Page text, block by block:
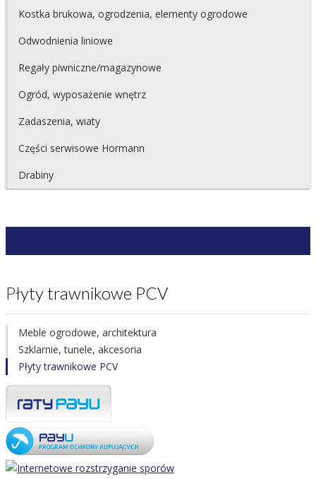
Kostka brukowa, ogrodzenia, elementy ogrodowe
Odwodnienia liniowe
Regały piwniczne/magazynowe
Ogród, wyposażenie wnętrz
Zadaszenia, wiaty
Części serwisowe Hormann
Drabiny
Płyty trawnikowe PCV
Meble ogrodowe, architektura
Szklarnie, tunele, akcesoria
Płyty trawnikowe PCV